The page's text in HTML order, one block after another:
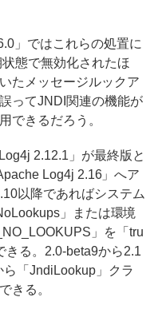
」ではこれらの処置に
態で無効化されたほ
たメッセージルックア
ってJNDI関連の機能が
できるだろう。
2.12.1」が最終版と
Log4j 2.16」へア
以降であればシステム
」または環境
」を「tru
きる。2.0-beta9から2.1
「JndiLookup」クラ
きる。